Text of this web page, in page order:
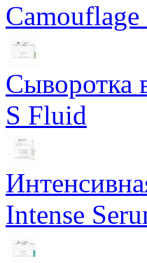
Camouflage
Сыворотка
S Fluid
Intense